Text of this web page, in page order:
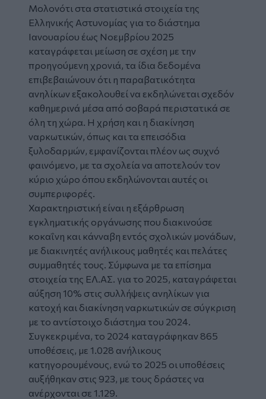
Μολονότι στα στατιστικά στοιχεία της
Ελληνικής Αστυνομίας για το διάστημα
Ιανουαρίου έως Νοεμβρίου 2025
καταγράφεται μείωση σε σχέση με την
προηγούμενη χρονιά, τα ίδια δεδομένα
επιβεβαιώνουν ότι η παραβατικότητα
ανηλίκων εξακολουθεί να εκδηλώνεται σχεδόν
καθημερινά μέσα από σοβαρά περιστατικά σε
όλη τη χώρα. Η χρήση και η διακίνηση
ναρκωτικών, όπως και τα επεισόδια
ξυλοδαρμών, εμφανίζονται πλέον ως συχνό
φαινόμενο, με τα σχολεία να αποτελούν τον
κύριο χώρο όπου εκδηλώνονται αυτές οι
συμπεριφορές.
Χαρακτηριστική είναι η εξάρθρωση
εγκληματικής οργάνωσης που διακινούσε
κοκαΐνη και κάνναβη εντός σχολικών μονάδων,
με διακινητές ανήλικους μαθητές και πελάτες
συμμαθητές τους. Σύμφωνα με τα επίσημα
στοιχεία της ΕΛ.ΑΣ. για το 2025, καταγράφεται
αύξηση 10% στις συλλήψεις ανηλίκων για
κατοχή και διακίνηση ναρκωτικών σε σύγκριση
με το αντίστοιχο διάστημα του 2024.
Συγκεκριμένα, το 2024 καταγράφηκαν 865
υποθέσεις, με 1.028 ανήλικους
κατηγορουμένους, ενώ το 2025 οι υποθέσεις
αυξήθηκαν στις 923, με τους δράστες να
ανέρχονται σε 1.129.